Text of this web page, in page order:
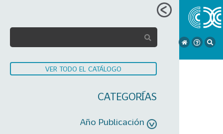
VER TODO EL CATÁLOGO
CATEGORÍAS
Año Publicación